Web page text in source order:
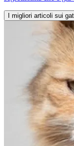
I migliori articoli sui